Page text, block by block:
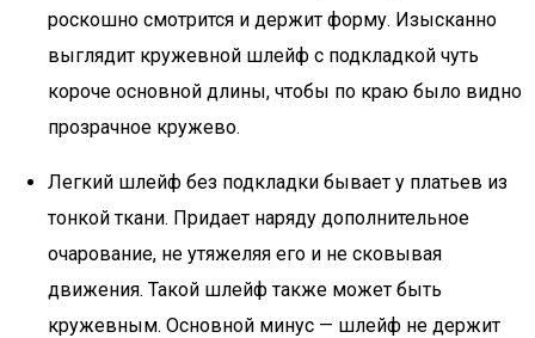
роскошно смотрится и держит форму. Изысканно
выглядит кружевной шлейф с подкладкой чуть
короче основной длины, чтобы по краю было видно
прозрачное кружево.
Легкий шлейф без подкладки бывает у платьев из
тонкой ткани. Придает наряду дополнительное
очарование, не утяжеляя его и не сковывая
движения. Такой шлейф также может быть
кружевным. Основной минус — шлейф не держит